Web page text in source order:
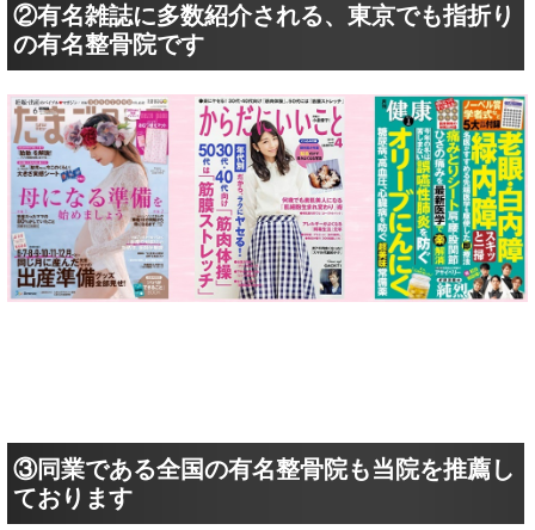
②有名雑誌に多数紹介される、東京でも指折り
の有名整骨院です
③同業である全国の有名整骨院も当院を推薦し
ております